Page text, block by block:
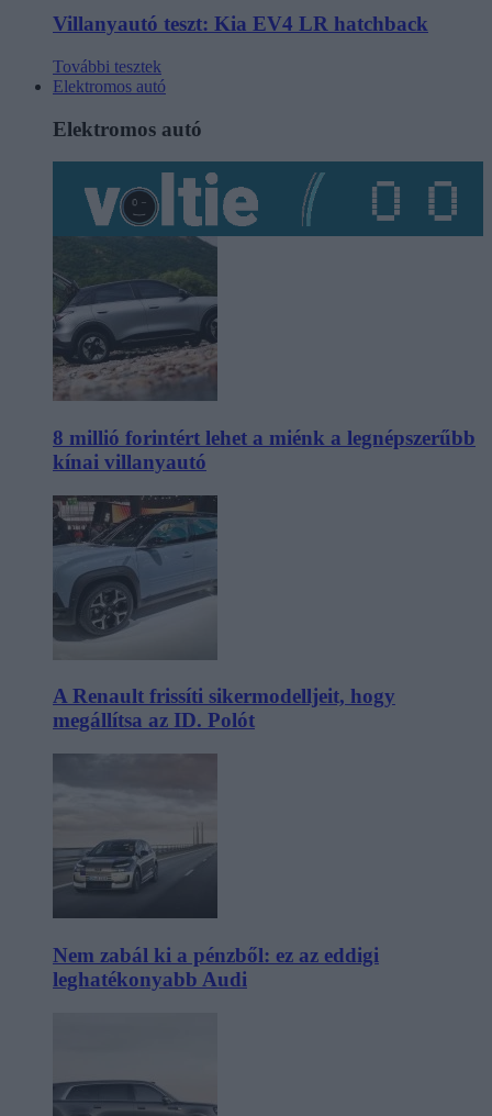
Villanyautó teszt: Kia EV4 LR hatchback
További tesztek
Elektromos autó
Elektromos autó
8 millió forintért lehet a miénk a legnépszerűbb
kínai villanyautó
A Renault frissíti sikermodelljeit, hogy
megállítsa az ID. Polót
Nem zabál ki a pénzből: ez az eddigi
leghatékonyabb Audi